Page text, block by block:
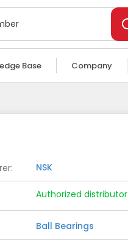
Base Company
: NSK
Authorized distributor
Ball Bearings